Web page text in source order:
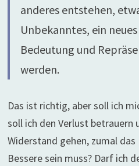
anderes entstehen,
Unbekanntes, ein
Bedeutung und
werden.
Das ist richtig, aber soll ich
soll ich den Verlust betrauern
Widerstand gehen, zumal
Bessere sein muss? Darf ich